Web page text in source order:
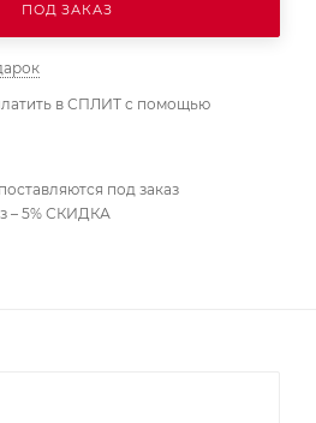
ПОД ЗАКАЗ
в СПЛИТ с помощью
под заказ
– 5% СКИДКА